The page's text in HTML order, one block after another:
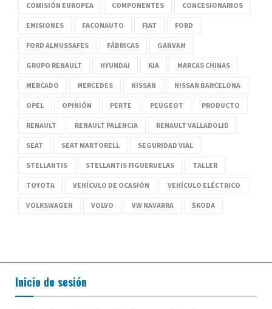
COMISIÓN EUROPEA COMPONENTES CONCESIONARIOS
EMISIONES FACONAUTO FIAT FORD
FORD ALMUSSAFES FÁBRICAS GANVAM
GRUPO RENAULT HYUNDAI KIA MARCAS CHINAS
MERCADO MERCEDES NISSAN NISSAN BARCELONA
OPEL OPINIÓN PERTE PEUGEOT PRODUCTO
RENAULT RENAULT PALENCIA RENAULT VALLADOLID
SEAT SEAT MARTORELL SEGURIDAD VIAL
STELLANTIS STELLANTIS FIGUERUELAS TALLER
TOYOTA VEHÍCULO DE OCASIÓN VEHÍCULO ELÉCTRICO
VOLKSWAGEN VOLVO VW NAVARRA ŠKODA
Inicio de sesión